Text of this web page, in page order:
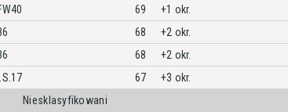
69 +1 okr.
68 +2 okr.
68 +2 okr.
67 +3 okr.
Niesklasyfikowani